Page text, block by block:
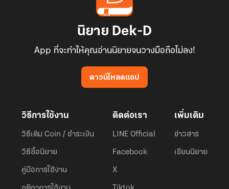
นิยาย Dek-D
App ที่จะทำให้คุณอ่านนิยายจนวางมือถือไม่ลง!
ดาวน์โหลดแอป
วิธีการใช้งาน
วิธีเติม Coin / ชำระเงิน
วิธีซื้อนิยาย
คู่มือการใช้งาน
ติดต่อเรา
LINE Official
Facebook
X
เพิ่มเติม
ข่าวสาร
เขียนนิยาย